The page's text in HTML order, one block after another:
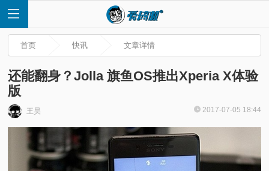
首
首页 快讯 文章详情
还能翻身？Jolla 旗鱼OS推出Xperia X体验
版
王昊 2017-07-05 18:44